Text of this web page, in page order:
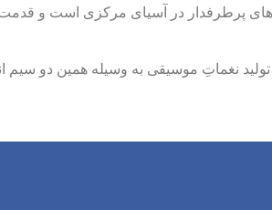
پرطرفدار در آسیای مرکزی است و
نغماتِ موسیقی به وسیله همین دو